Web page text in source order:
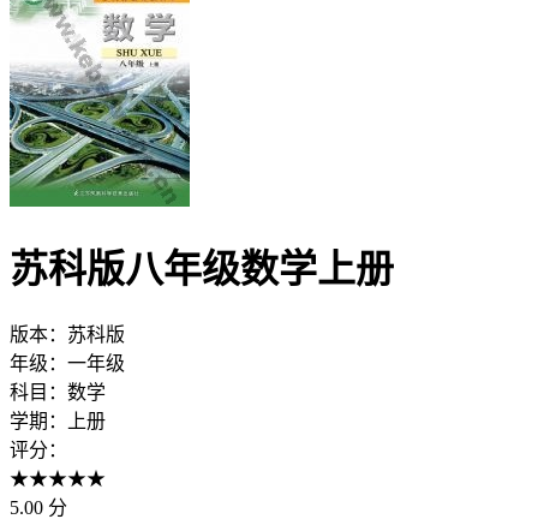
苏科版八年级数学上册
版本： 苏科版
年级： 一年级
科目： 数学
学期：
上册
评分：
★★★★★
5.00 分